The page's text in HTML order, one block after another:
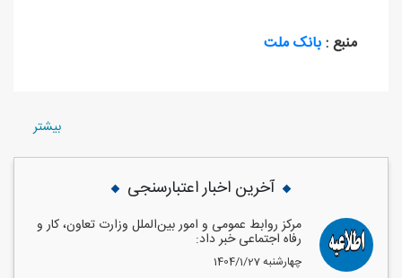
منبع :بانک ملت
بيشتر
آخرین اخبار اعتبارسنجی
مرکز روابط عمومی و امور بین‌الملل وزارت تعاون، کار و
رفاه اجتماعی خبر داد:
1404/1/27 چهارشنبه